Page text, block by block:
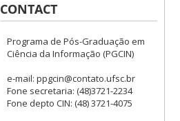
CONTACT
Programa de Pós-Graduação em
Ciência da Informação (PGCIN)
e-mail: ppgcin@contato.ufsc.br
Fone secretaria: (48)3721-2234
Fone depto CIN: (48) 3721-4075